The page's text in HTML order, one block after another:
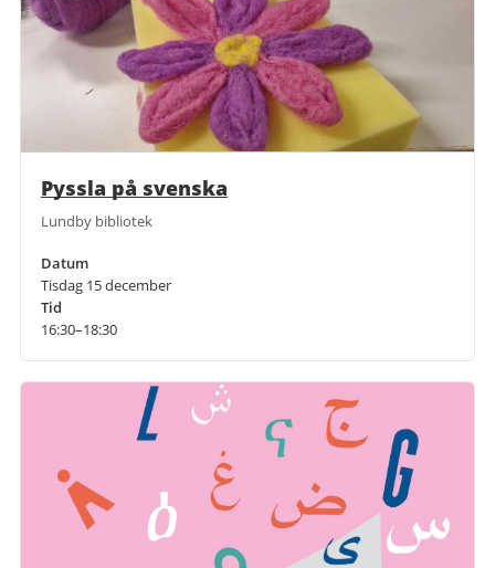
Pyssla på svenska
Lundby bibliotek
Datum
Tisdag 15 december
Tid
16:30–18:30